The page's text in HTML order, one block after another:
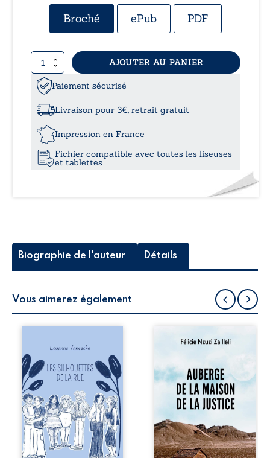
de
Broché ePub PDF
quantité
de
L’audience
ouverte
faites
entrer
juge
AJOUTER AU PANIER
Paiement sécurisé
Livraison pour 3€, retrait gratuit
Impression en France
Fichier compatible avec toutes les liseuses
et tablettes
Biographie de l'auteur Détails
Vous aimerez également
la rue donne la
parole à six
personnages
ordinaires,
traversés par des
pensées, des
émotions et des
silences qui
pourraient
appartenir à
chacun de nous. À
Auberge de la
récit-témoignage
consacré au
parcours
exemplaire de
Mbala Zi Nkuaku
Lema Félix.
Magistrat intègre,
fervent défenseur
des droits